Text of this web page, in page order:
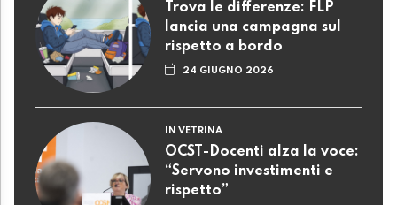
Trova le differenze: FLP
lancia una campagna sul
rispetto a bordo
24 GIUGNO 2026
IN VETRINA
OCST-Docenti alza la voce:
“Servono investimenti e
rispetto”